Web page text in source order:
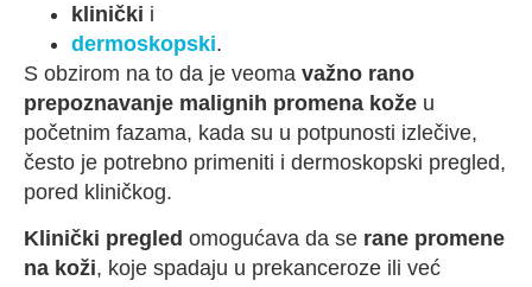
klinički i
dermoskopski.
S obzirom na to da je veoma važno rano
prepoznavanje malignih promena kože u
početnim fazama, kada su u potpunosti izlečive,
često je potrebno primeniti i dermoskopski pregled,
pored kliničkog.
Klinički pregled omogućava da se rane promene
na koži, koje spadaju u prekanceroze ili već